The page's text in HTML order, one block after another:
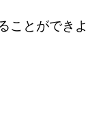
ことができよ